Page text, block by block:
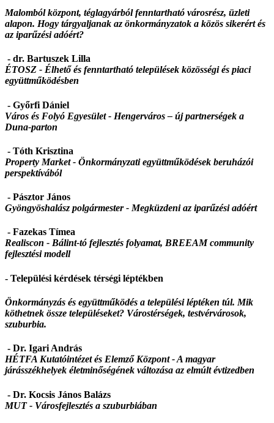
Malomból központ, téglagyárból fenntartható városrész, üzleti
alapon. Hogy tárgyaljanak az önkormányzatok a közös sikerért és
az iparűzési adóért?
- dr. Bartuszek Lilla
ÉTOSZ - Élhető és fenntartható települések közösségi és piaci
együttműködésben
- Győrfi Dániel
Város és Folyó Egyesület - Hengerváros – új partnerségek a
Duna-parton
- Tóth Krisztina
Property Market - Önkormányzati együttműködések beruházói
perspektívából
- Pásztor János
Gyöngyöshalász polgármester - Megküzdeni az iparűzési adóért
- Fazekas Tímea
Realiscon - Bálint-tó fejlesztés folyamat, BREEAM community
fejlesztési modell
- Települési kérdések térségi léptékben
Önkormányzás és együttműködés a települési léptéken túl. Mik
köthetnek össze településeket? Várostérségek, testvérvárosok,
szuburbia.
- Dr. Igari András
HÉTFA Kutatóintézet és Elemző Központ -A magyar
járásszékhelyek életminőségének változása az elmúlt évtizedben
- Dr. Kocsis János Balázs
MUT - Városfejlesztés a szuburbiában